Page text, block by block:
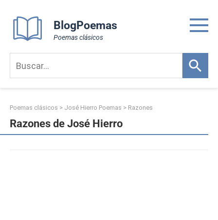
content
BlogPoemas
Poemas clásicos
Poemas clásicos > José Hierro Poemas > Razones
Razones de José Hierro